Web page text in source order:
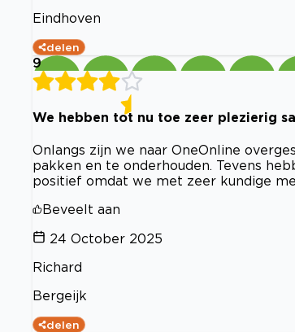
Eindhoven
delen
9
We hebben tot nu toe zeer plezierig
Onlangs zijn we naar OneOnline
pakken en te onderhouden. Tevens
positief omdat we met zeer kundige
Beveelt aan
24 October 2025
Richard
Bergeijk
delen